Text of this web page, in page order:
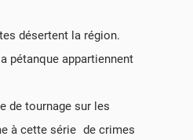
désertent la région.
pétanque appartiennent
de tournage sur les
à cette série de crimes